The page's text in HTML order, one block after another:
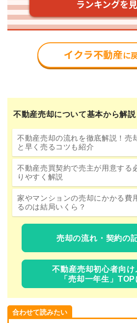
不動産売却について基本から解説
不動産売却の流れを徹底解説！売
と早く売るコツも紹介
不動産売買契約で売主が用意する
りやすく解説
家やマンションの売却にかかる費
るのは結局いくら？
売却の流れ・契約の
不動産売却初心者向け
「売却一年生」
合わせて読みたい